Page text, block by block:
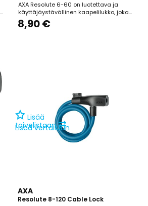
AXA Resolute 6-60 on luotettava ja
käyttäjäystävällinen kaapelilukko, joka
soveltuu erityisesti lasten polkupyörien
lyhytaikaiseen lukitsemiseen alueilla,
8,90 €
Lisää
toivelistaan ⇄
Lisää vertailuun
AXA
Resolute 8-120 Cable Lock